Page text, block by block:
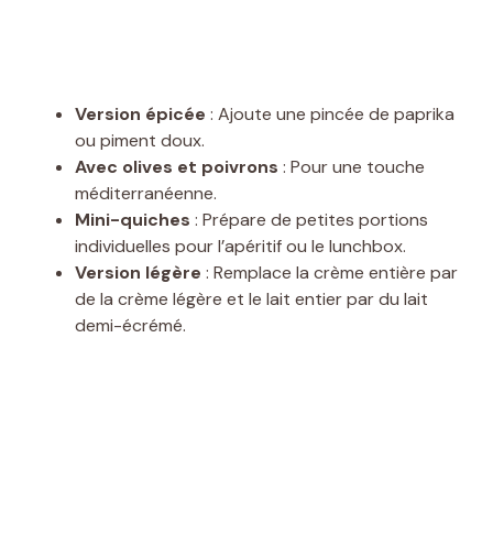
Version épicée : Ajoute une pincée de paprika
ou piment doux.
Avec olives et poivrons : Pour une touche
méditerranéenne.
Mini-quiches : Prépare de petites portions
individuelles pour l’apéritif ou le lunchbox.
Version légère : Remplace la crème entière par
de la crème légère et le lait entier par du lait
demi-écrémé.